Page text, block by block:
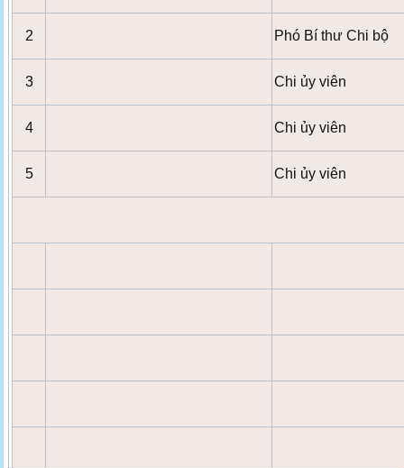
2 Phó Bí thư Chi bộ
3 Chi ủy viên
4 Chi ủy viên
5 Chi ủy viên